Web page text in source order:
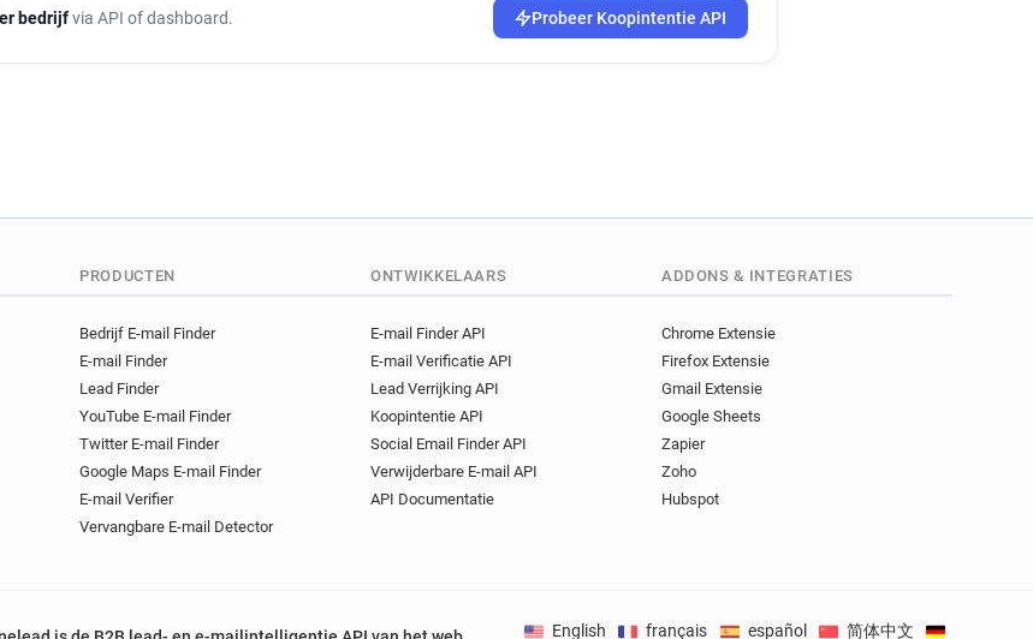
bedrijfvia API of dashboard. Probeer Koopintentie API
PRODUCTEN
Bedrijf E-mail Finder
E-mail Finder
Lead Finder
YouTube E-mail Finder
Twitter E-mail Finder
Google Maps E-mail Finder
E-mail Verifier
Vervangbare E-mail Detector
ONTWIKKELAARS
E-mail Finder API
E-mail Verificatie API
Lead Verrijking API
Koopintentie API
Social Email Finder API
Verwijderbare E-mail API
API Documentatie
ADDONS & INTEGRATIES
Chrome Extensie
Firefox Extensie
Gmail Extensie
Google Sheets
Zapier
Zoho
Hubspot
English français español 简体中文